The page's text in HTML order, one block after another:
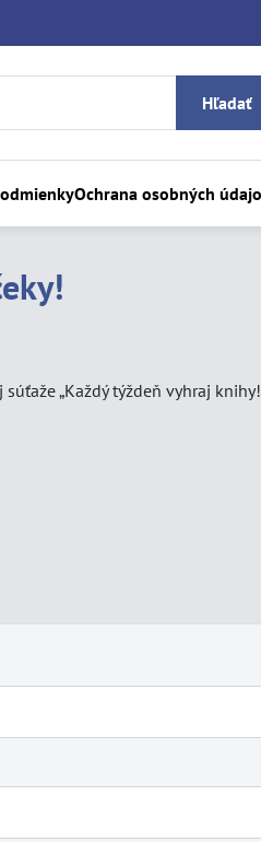
Hľadať
Ochrana osobných
„Každý týždeň vyhraj